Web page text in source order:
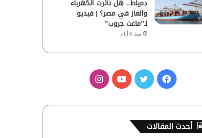
دمياط.. هل تأثرت الكهرباء
والغاز في مصر؟ | فيديو
لـ”ماعت جروب”
منذ 6 أيام
ف
س
ي
ا
أحدث المقالات